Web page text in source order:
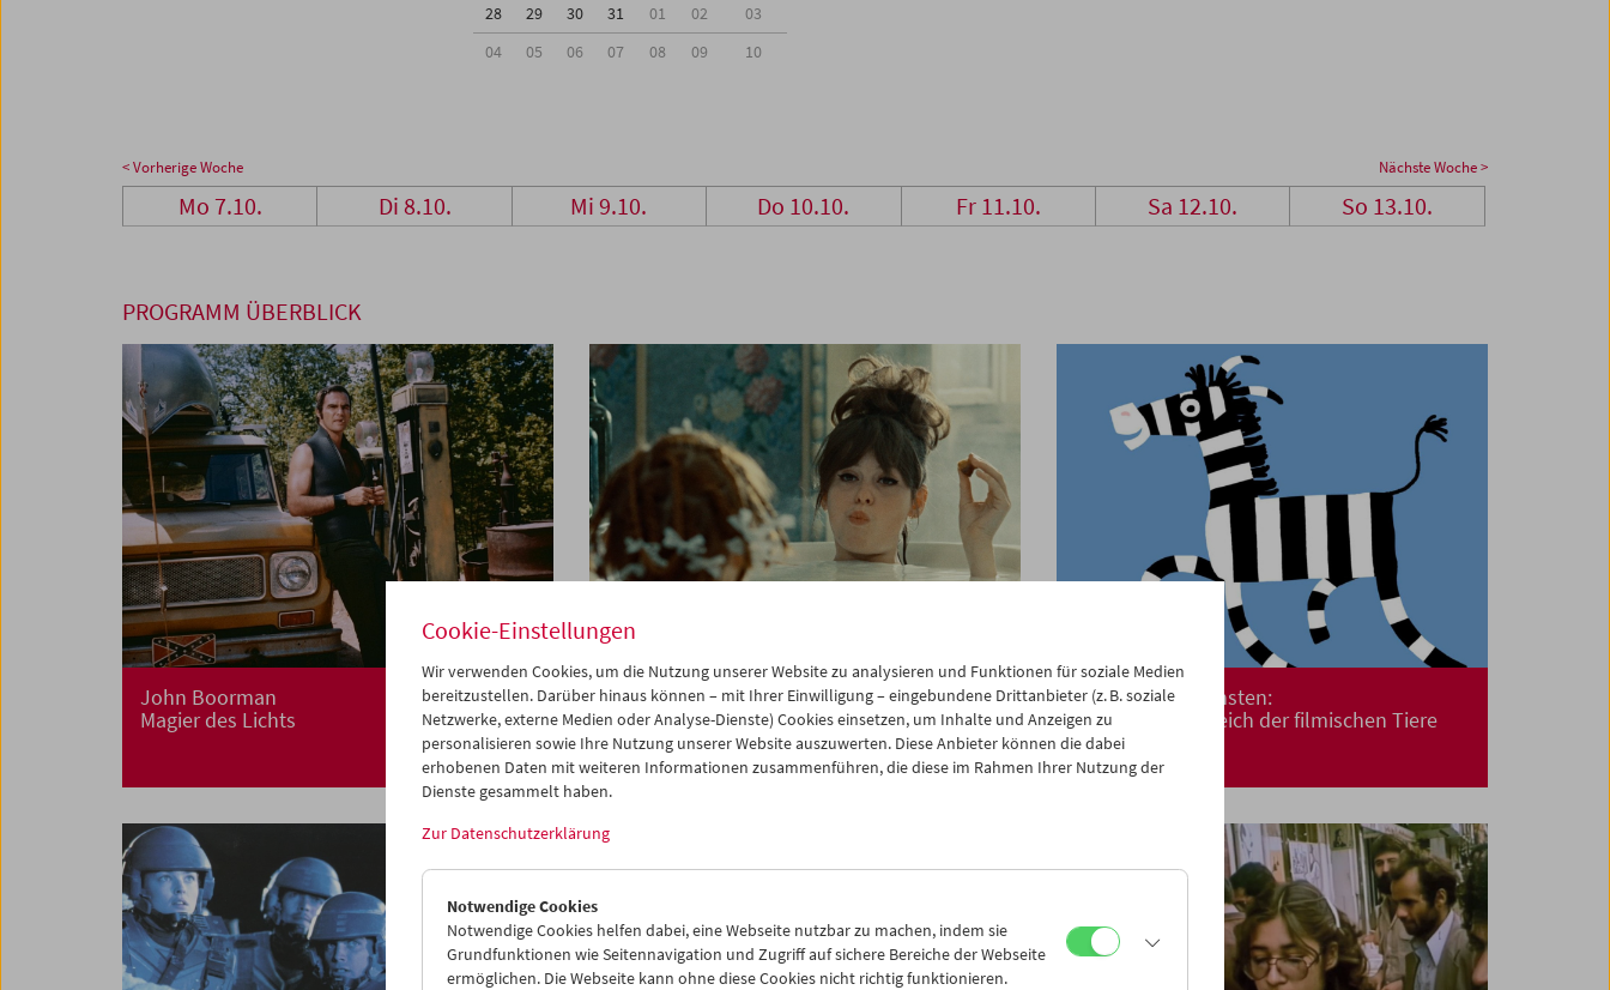
28
29 30 31 01 02
03
04
05 06 07 08 09 10
< Vorherige Woche Nächste Woche >
Mo 7.10. Di 8.10. Mi 9.10. Do 10.10. Fr 11.10. Sa 12.10. So 13.10.
PROGRAMM ÜBERBLICK
John Boorman
Magier des Lichts
Collection on Screen: Premieren von neuen
Filmkopien und digitalen Restaurierungen
Kino für die Kleinsten:
Expedition ins Reich der filmischen Tiere
Cookie-Einstellungen
Wir verwenden Cookies, um die Nutzung unserer Website zu analysieren und Funktionen für soziale Medien
bereitzustellen. Darüber hinaus können – mit Ihrer Einwilligung – eingebundene Drittanbieter (z. B. soziale
Netzwerke, externe Medien oder Analyse-Dienste) Cookies einsetzen, um Inhalte und Anzeigen zu
personalisieren sowie Ihre Nutzung unserer Website auszuwerten. Diese Anbieter können die dabei
erhobenen Daten mit weiteren Informationen zusammenführen, die diese im Rahmen Ihrer Nutzung der
Dienste gesammelt haben.
Zur Datenschutzerklärung
Notwendige Cookies
Notwendige Cookies helfen dabei, eine Webseite nutzbar zu machen, indem sie
Grundfunktionen wie Seitennavigation und Zugriff auf sichere Bereiche der Webseite
ermöglichen. Die Webseite kann ohne diese Cookies nicht richtig funktionieren.